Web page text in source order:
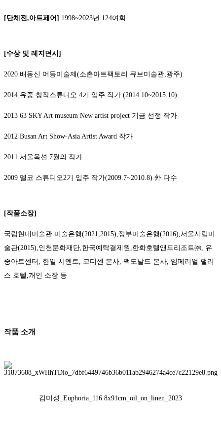
[단체전,아트페어] 1998~2023년 124여회
[수상 및 레지던시]
2020 배동신 어등미술제(소촌아트팩토리 큐브미술관,광주)
2014 유중 창작스튜디오 4기 입주 작가 (2014.10~2015.10)
2013 63 SKY Art museum New artist project 기금 선정 작가
2012 Busan Art Show-Asia Artist Award 작가
2011 서울옥션 7월의 작가
2009 델코 스튜디오2기 입주 작가(2009.7~2010.8) 外 다수
[작품소장]
국립현대미술관 미술은행(2021,2015),정부미술은행(2016),서울시립미
술관(2015),인천문화재단,한국예탁결제원,한화호텔앤드리조트㈜, 유
중아트센터, 한일 시멘트, 코디센 본사, 맥도날드 본사, 임페리얼 팰리
스 호텔,개인 소장 등
​작품 소개
김미성_Euphoria_116.8x91cm_oil_on_linen_2023